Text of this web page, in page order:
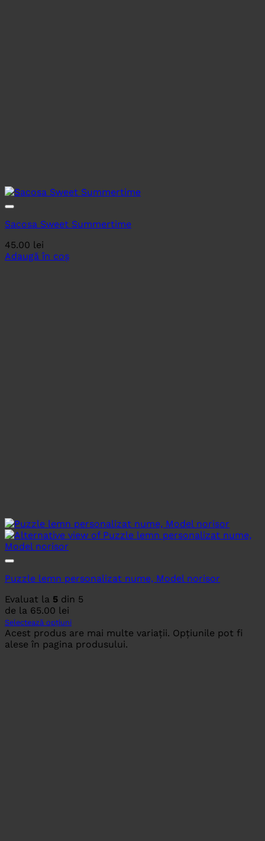
Sacosa Sweet Summertime
45.00 lei
Adaugă în coș
Puzzle lemn personalizat nume, Model norisor
Evaluat la 5 din 5
de la 65.00 lei
Selectează opțiuni
Acest produs are mai multe variații. Opțiunile pot fi
alese în pagina produsului.